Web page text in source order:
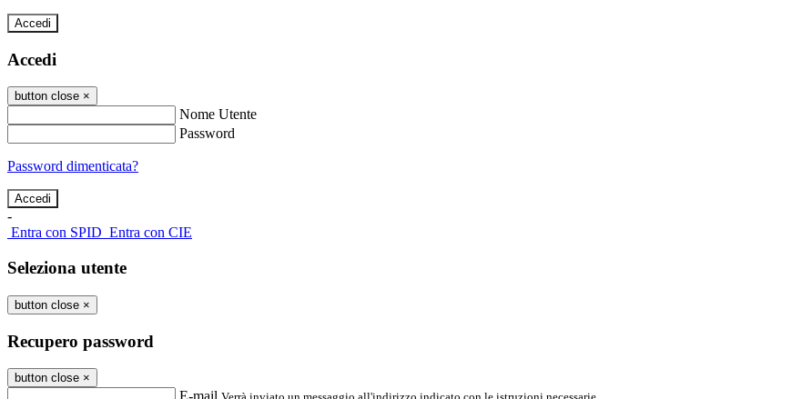
Accedi
Accedi
button close ×
Nome Utente
Password
Password dimenticata?
-
Entra con SPID Entra con CIE
Seleziona utente
button close ×
Recupero password
button close ×